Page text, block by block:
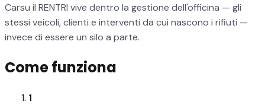
Carsu il RENTRI vive dentro la gestione dell'officina — gli
stessi veicoli, clienti e interventi da cui nascono i rifiuti —
invece di essere un silo a parte.
Come funziona
1